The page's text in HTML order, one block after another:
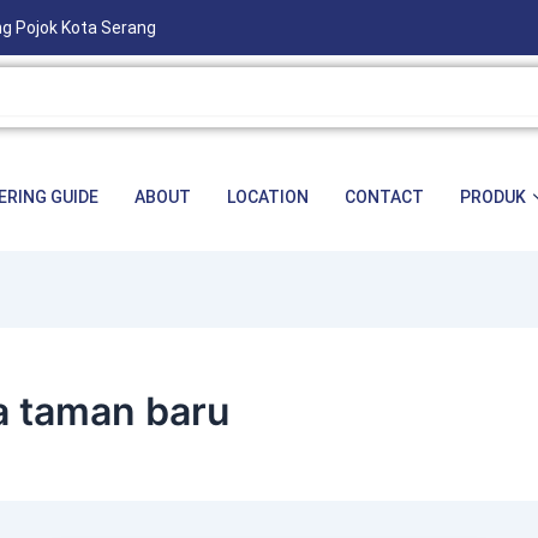
Pojok Kota Serang
GUIDE ABOUT LOCATION CONTACT PRODUK
taman baru